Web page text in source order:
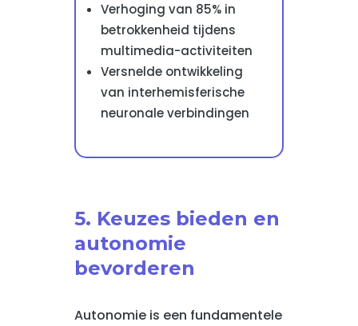
Verhoging van 85% in
betrokkenheid tijdens
multimedia-activiteiten
Versnelde ontwikkeling
van interhemisferische
neuronale verbindingen
5. Keuzes bieden en
autonomie
bevorderen
Autonomie is een fundamentele